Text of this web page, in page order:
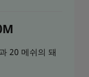
20 메쉬의 돼